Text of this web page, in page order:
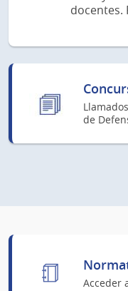
docentes.
de
Acceder